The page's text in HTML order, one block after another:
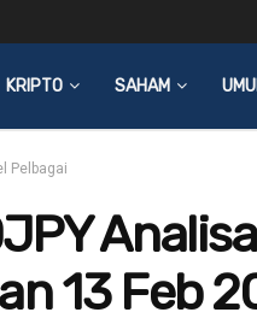
KRIPTO SAHAM
Pelbagai
13 Feb